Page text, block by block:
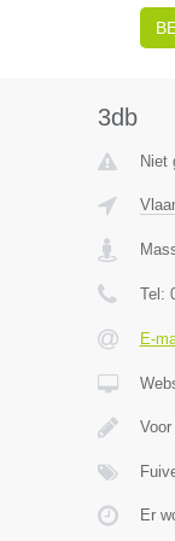
3db
Niet
Tel:
E-
Er